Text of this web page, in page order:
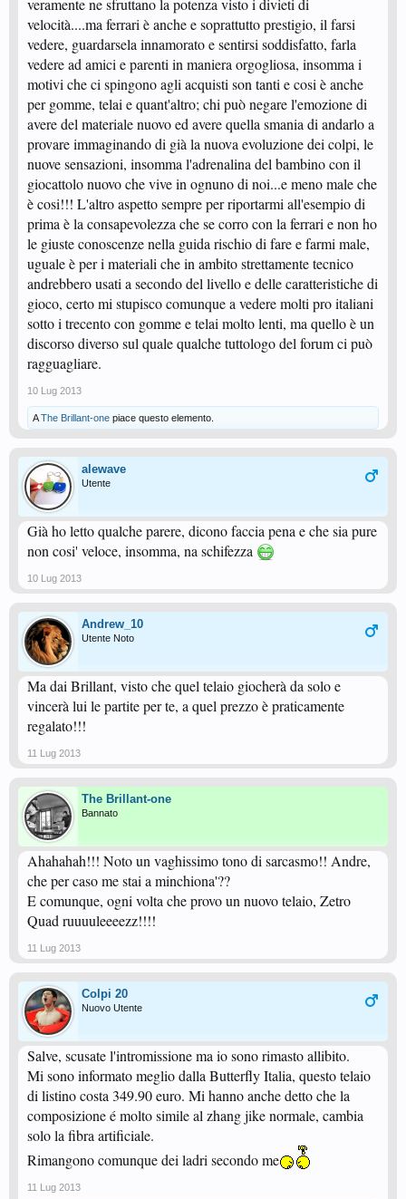
veramente ne sfruttano la potenza visto i divieti di
velocità....ma ferrari è anche e soprattutto prestigio, il farsi
vedere, guardarsela innamorato e sentirsi soddisfatto, farla
vedere ad amici e parenti in maniera orgogliosa, insomma i
motivi che ci spingono agli acquisti son tanti e cosi è anche
per gomme, telai e quant'altro; chi può negare l'emozione di
avere del materiale nuovo ed avere quella smania di andarlo a
provare immaginando di già la nuova evoluzione dei colpi, le
nuove sensazioni, insomma l'adrenalina del bambino con il
giocattolo nuovo che vive in ognuno di noi...e meno male che
è cosi!!! L'altro aspetto sempre per riportarmi all'esempio di
prima è la consapevolezza che se corro con la ferrari e non ho
le giuste conoscenze nella guida rischio di fare e farmi male,
uguale è per i materiali che in ambito strettamente tecnico
andrebbero usati a secondo del livello e delle caratteristiche di
gioco, certo mi stupisco comunque a vedere molti pro italiani
sotto i trecento con gomme e telai molto lenti, ma quello è un
discorso diverso sul quale qualche tuttologo del forum ci può
ragguagliare.
10 Lug 2013
AThe Brillant-one piace questo elemento.
alewave
Utente
Già ho letto qualche parere, dicono faccia pena e che sia pure
non cosi' veloce, insomma, na schifezza
10 Lug 2013
Andrew_10
Utente Noto
Ma dai Brillant, visto che quel telaio giocherà da solo e
vincerà lui le partite per te, a quel prezzo è praticamente
regalato!!!
11 Lug 2013
The Brillant-one
Bannato
Ahahahah!!! Noto un vaghissimo tono di sarcasmo!! Andre,
che per caso me stai a minchiona'??
E comunque, ogni volta che provo un nuovo telaio, Zetro
Quad ruuuuleeeezz!!!!
11 Lug 2013
Colpi 20
Nuovo Utente
Salve, scusate l'intromissione ma io sono rimasto allibito.
Mi sono informato meglio dalla Butterfly Italia, questo telaio
di listino costa 349.90 euro. Mi hanno anche detto che la
composizione é molto simile al zhang jike normale, cambia
solo la fibra artificiale.
Rimangono comunque dei ladri secondo me
11 Lug 2013